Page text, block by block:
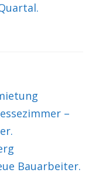
–
Bauarbeiter.